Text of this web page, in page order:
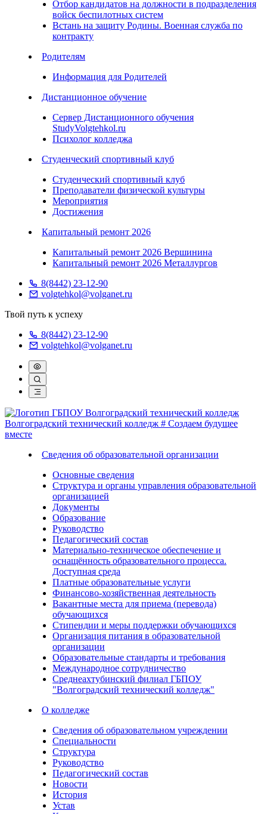
Отбор кандидатов на должности в подразделения
войск беспилотных систем
Встань на защиту Родины. Военная служба по
контракту
Родителям
Информация для Родителей
Дистанционное обучение
Сервер Дистанционного обучения
StudyVolgtehkol.ru
Психолог колледжа
Студенческий спортивный клуб
Студенческий спортивный клуб
Преподаватели физической культуры
Мероприятия
Достижения
Капитальный ремонт 2026
Капитальный ремонт 2026 Вершинина
Капитальный ремонт 2026 Металлургов
8(8442) 23-12-90
volgtehkol@volganet.ru
Твой путь к успеху
8(8442) 23-12-90
volgtehkol@volganet.ru
Волгоградский технический колледж # Создаем будущее
вместе
Сведения об образовательной организации
Основные сведения
Структура и органы управления образовательной
организацией
Документы
Образование
Руководство
Педагогический состав
Материально-техническое обеспечение и
оснащённость образовательного процесса.
Доступная среда
Платные образовательные услуги
Финансово-хозяйственная деятельность
Вакантные места для приема (перевода)
обучающихся
Стипендии и меры поддержки обучающихся
Организация питания в образовательной
организации
Образовательные стандарты и требования
Международное сотрудничество
Среднеахтубинский филиал ГБПОУ
"Волгоградский технический колледж"
О колледже
Сведения об образовательном учреждении
Специальности
Структура
Руководство
Педагогический состав
Новости
История
Устав